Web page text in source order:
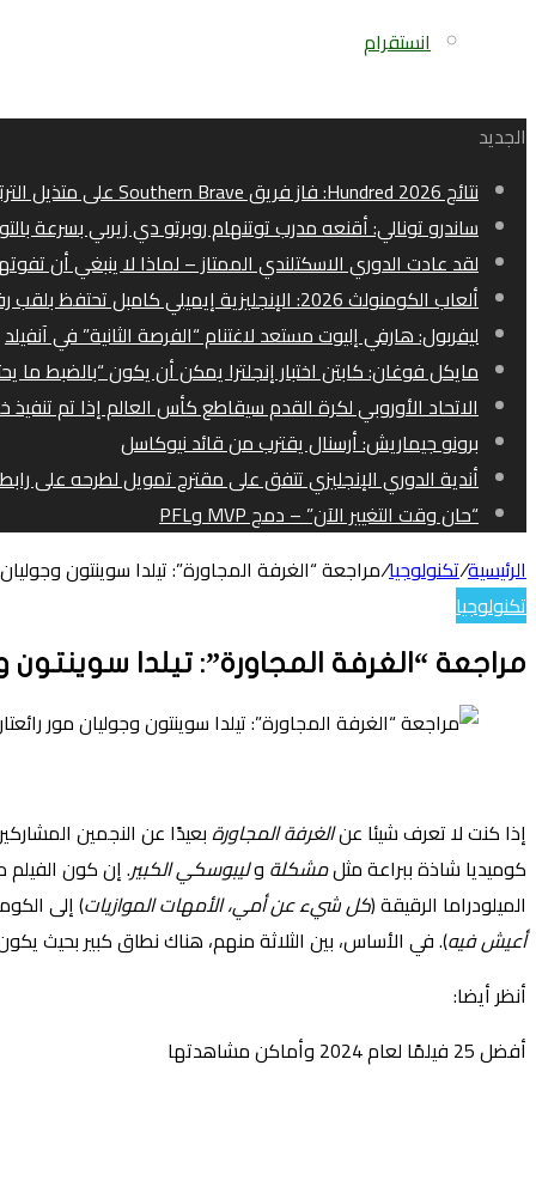
انستقرام
الجديد
نتائج Hundred 2026: فاز فريق Southern Brave على متذيل الترتيب برمنغهام فينيكس
ساندرو تونالي: أقنعه مدرب توتنهام روبرتو دي زيربي بسرعة
لقد عادت الدوري الاسكتلندي الممتاز – لماذا لا ينبغي أن
ألعاب الكومنولث 2026: الإنجليزية إيميلي كامبل تحتفظ بلقب رفع الأثقال
ليفربول: هارفي إليوت مستعد لاغتنام “الفرصة الثانية” في آنفيلد
مايكل فوغان: كابتن اختبار إنجلترا يمكن أن يكون “بالضبط ما
الاتحاد الأوروبي لكرة القدم سيقاطع كأس العالم إذا تم
برونو جيماريش: أرسنال يقترب من قائد نيوكاسل
أندية الدوري الإنجليزي تتفق على مقترح تمويل لطرحه على
“حان وقت التغيير الآن” – دمج MVP وPFL
الرئيسية/تكنولوجيا/مراجعة “الغرفة المجاورة”: تيلدا سوينتون
تكنولوجيا
مراجعة “الغرفة المجاورة”: تيلدا سوينتون
فيسبوك
لينكدإن
بينتيريست
واتساب
إذا كنت لا تعرف شيئا عنالغرفة المجاورةبعيدًا عن النجمين
كوميديا ​​شاذة ببراعة مثلمشكلة وليبوسكي الكبير. إن كون الفيلم
الميلودراما الرقيقة (كل شيء عن أمي، الأمهات الموازيات) إلى
أعيش فيه). في الأساس، بين الثلاثة منهم، هناك نطاق كبير بحيث
أنظر أيضا:
أفضل 25 فيلمًا لعام 2024 وأماكن مشاهدتها